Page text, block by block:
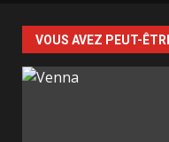
VOUS AVEZ PEUT-